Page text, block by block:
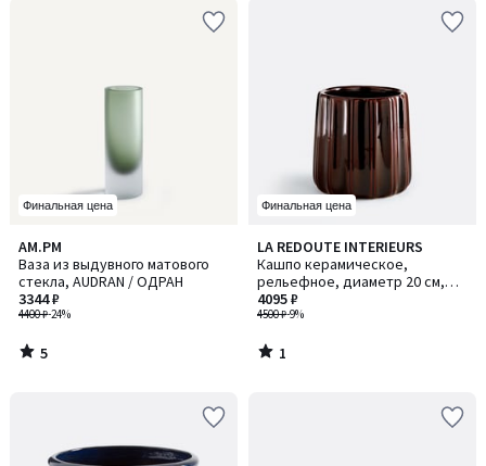
Финальная цена
AM.PM
Ваза из выдувного матового
стекла, AUDRAN / ОДРАН
4400 ₽-24%
3344 ₽
5
/
5
5
/
Финальная цена
LA REDOUTE INTERIEURS
Кашпо керамическое,
рельефное, диаметр 20 см,
LYNOA / ЛИНОА
4500 ₽-9%
4095 ₽
1
/
5
1
/